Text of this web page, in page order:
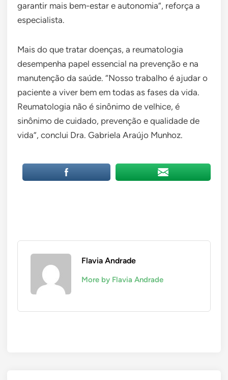
garantir mais bem-estar e autonomia”, reforça a
especialista.
Mais do que tratar doenças, a reumatologia
desempenha papel essencial na prevenção e na
manutenção da saúde. “Nosso trabalho é ajudar o
paciente a viver bem em todas as fases da vida.
Reumatologia não é sinônimo de velhice, é
sinônimo de cuidado, prevenção e qualidade de
vida”, conclui Dra. Gabriela Araújo Munhoz.
Flavia Andrade
More by Flavia Andrade